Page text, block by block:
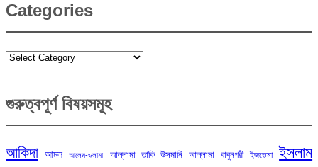
Categories
Categories
গুরুত্বপূর্ণ বিষয়সমূহ
আকিদা আমল আলেম-ওলামা আল্লামা তাকি উসমানি আল্লামা বাবুনগরী ইজতেমা ইসলাম